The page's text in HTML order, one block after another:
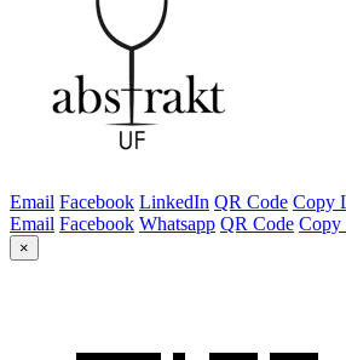
Email Facebook LinkedIn QR Code Copy
Email Facebook Whatsapp QR Code
×